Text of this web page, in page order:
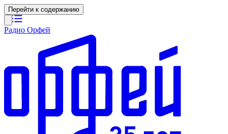
Перейти к содержанию
Радио Орфей